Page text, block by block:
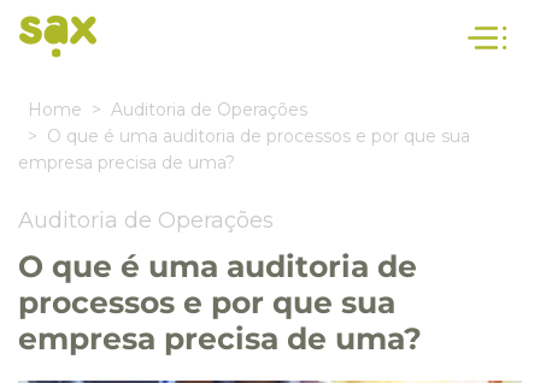
Home
Auditoria de Operações
O que é uma auditoria de processos e por que sua
empresa precisa de uma?
Auditoria de Operações
O que é uma auditoria de
processos e por que sua
empresa precisa de uma?